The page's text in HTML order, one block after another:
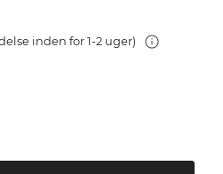
inden for 1-2 uger)